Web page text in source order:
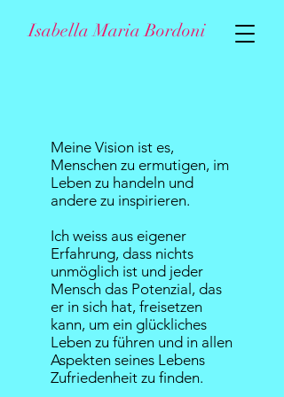
Isabella Maria Bordoni
Meine Vision ist es,
Menschen zu ermutigen, im
Leben zu handeln und
andere zu inspirieren.
Ich weiss aus eigener
Erfahrung, dass nichts
unmöglich ist und jeder
Mensch das Potenzial, das
er in sich hat, freisetzen
kann, um ein glückliches
Leben zu führen und in allen
Aspekten seines Lebens
Zufriedenheit zu finden.